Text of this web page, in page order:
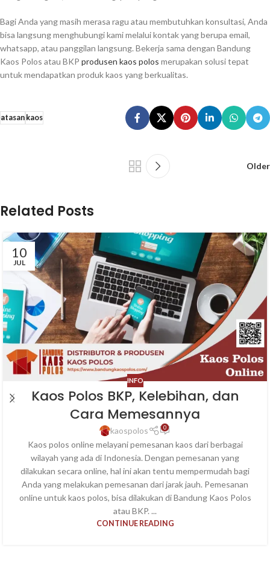
Bagi Anda yang masih merasa ragu atau membutuhkan konsultasi, Anda
bisa langsung menghubungi kami melalui kontak yang berupa email,
whatsapp, atau panggilan langsung. Bekerja sama dengan Bandung
Kaos Polos atau BKP produsen kaos polos merupakan solusi tepat
untuk mendapatkan produk kaos yang berkualitas.
atasankaos
Older
Related Posts
10
JUL
INFO
Kaos Polos BKP, Kelebihan, dan
Cara Memesannya
kaospolos 0
Kaos polos online melayani pemesanan kaos dari berbagai
wilayah yang ada di Indonesia. Dengan pemesanan yang
dilakukan secara online, hal ini akan tentu mempermudah bagi
Anda yang melakukan pemesanan dari jarak jauh. Pemesanan
online untuk kaos polos, bisa dilakukan di Bandung Kaos Polos
atau BKP. ...
CONTINUE READING